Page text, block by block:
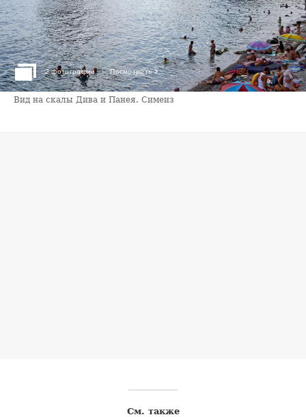
2 фотографии Посмотреть ›
Вид на скалы Дива и Панея. Симеиз
См. также